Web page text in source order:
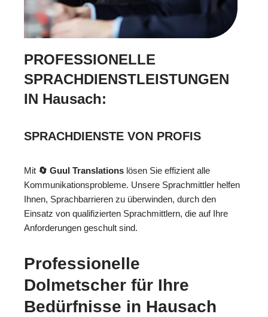
PROFESSIONELLE
SPRACHDIENSTLEISTUNGEN
IN Hausach:
SPRACHDIENSTE VON PROFIS
Mit 🔄 Guul Translations lösen Sie effizient alle
Kommunikationsprobleme. Unsere Sprachmittler helfen
Ihnen, Sprachbarrieren zu überwinden, durch den
Einsatz von qualifizierten Sprachmittlern, die auf Ihre
Anforderungen geschult sind.
Professionelle
Dolmetscher für Ihre
Bedürfnisse in Hausach